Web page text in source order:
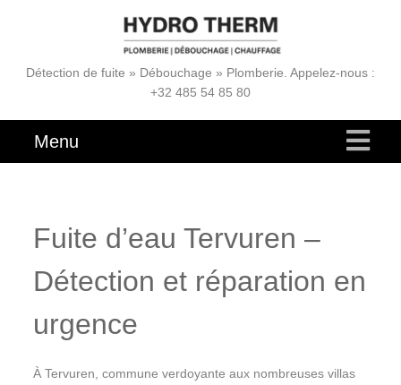
Détection de fuite » Débouchage » Plomberie. Appelez-nous :
+32 485 54 85 80
Menu
Fuite d’eau Tervuren –
Détection et réparation en
urgence
À Tervuren, commune verdoyante aux nombreuses villas